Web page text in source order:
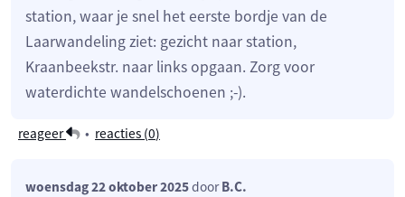
station, waar je snel het eerste bordje van de
Laarwandeling ziet: gezicht naar station,
Kraanbeekstr. naar links opgaan. Zorg voor
waterdichte wandelschoenen ;-).
reageer • reacties (0)
woensdag 22 oktober 2025doorB.C.